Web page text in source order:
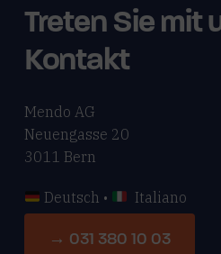
Treten Sie mit
Kontakt
Mendo AG
Neuengasse 20
3011 Bern
Deutsch • Italiano
→ 031 380 10 03